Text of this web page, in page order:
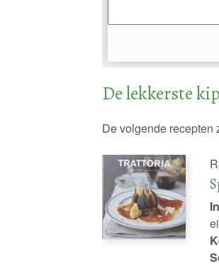
De lekkerste
De volgende recepten